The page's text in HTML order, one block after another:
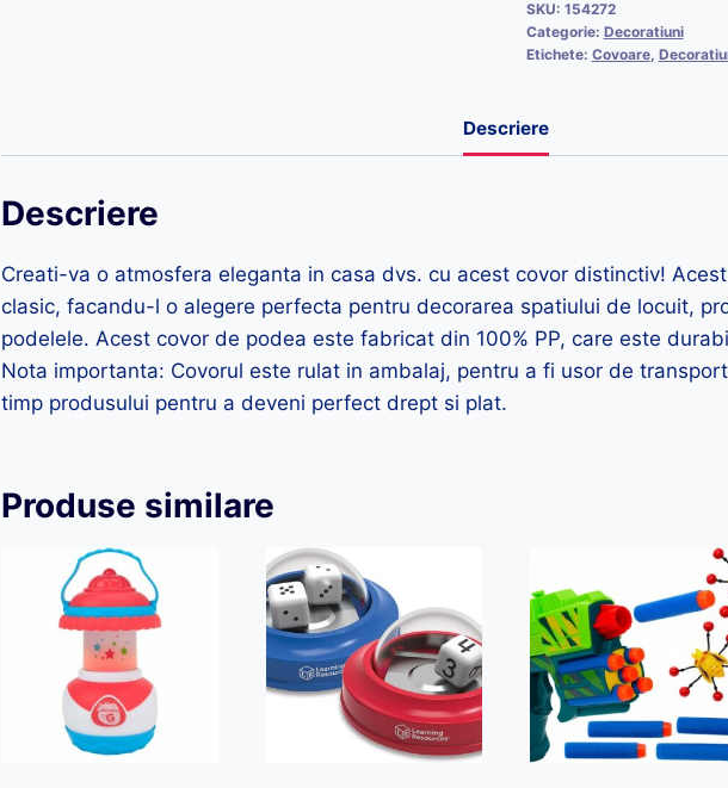
SKU: 154272
Categorie: Decoratiuni
Etichete: Covoare,
Descriere
Descriere
Creati-va o atmosfera eleganta in casa dvs. cu acest covor distinctiv!
clasic, facandu-l o alegere perfecta pentru decorarea spatiului de locuit,
podelele. Acest covor de podea este fabricat din 100% PP, care este
Nota importanta: Covorul este rulat in ambalaj, pentru a fi usor de
timp produsului pentru a deveni perfect drept si plat.
Produse similare